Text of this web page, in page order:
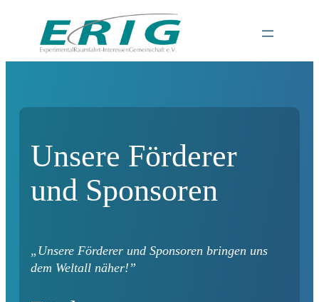
Unsere Förderer
und Sponsoren
„Unsere Förderer und Sponsoren bringen uns
dem Weltall näher!”